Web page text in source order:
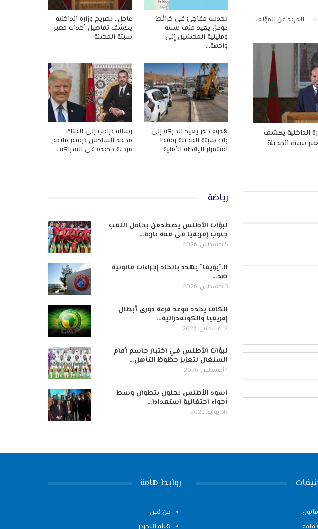
المزيد عن المؤلف
الداخلية يكشف
سبتة المحتلة
تحديث مفاجئ في خرائط
غوغل يعيد ملف سبتة
ومليلية المحتلتين إلى
واجهة…
عاجل.. تصريح وزارة الداخلية
يكشف تفاصيل أحداث معبر
سبتة المحتلة
هدوء حذر يعيد الحركة إلى
باب سبتة المحتلة وسط
استمرار اليقظة الأمنية
رسالة ترامب إلى الملك
محمد السادس ترسم ملامح
مرحلة جديدة في الشراكة…
رياضة
لبؤات الأطلس يصطدمن بحامل اللقب
جنوب إفريقيا في قمة نارية…
5 أغسطس, 2026
الـ”يويفا” يهدد باتخاذ إجراءات قانونية
ضد…
3 أغسطس, 2026
الكاف يحدد موعد قرعة دوري أبطال
إفريقيا والكونفدرالية…
2 أغسطس, 2026
لبؤات الأطلس في اختبار حاسم أمام
السنغال لتعزيز حظوظ التأهل…
1 أغسطس, 2026
أسود الأطلس يحلون بتطوان وسط
أجواء احتفالية استعدادا…
30 يوليو, 2026
قانون
ثقافة
روابط هامة
من نحن
هيئة التحرير